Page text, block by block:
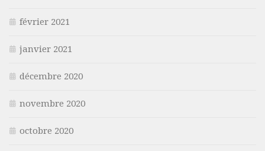
février 2021
janvier 2021
décembre 2020
novembre 2020
octobre 2020